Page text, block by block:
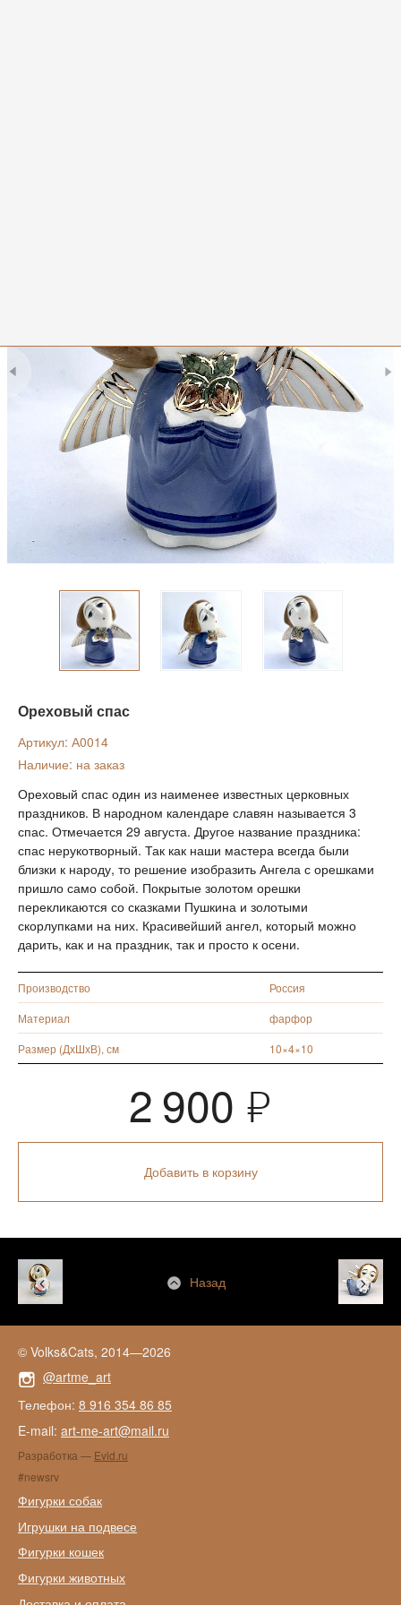
Ореховый спас
Артикул: А0014
Наличие: на заказ
Ореховый спас один из наименее известных церковных
праздников. В народном календаре славян называется 3
спас. Отмечается 29 августа. Другое название праздника:
спас нерукотворный. Так как наши мастера всегда были
близки к народу, то решение изобразить Ангела с орешками
пришло само собой. Покрытые золотом орешки
перекликаются со сказками Пушкина и золотыми
скорлупками на них. Красивейший ангел, который можно
дарить, как и на праздник, так и просто к осени.
Производство
Россия
Материал
фарфор
Размер (ДхШхВ), см
10×4×10
2 900 Я
Добавить в корзину
Назад
© Volks&Cats, 2014—2026
@artme_art
Телефон: 8 916 354 86 85
E-mail: art-me-art@mail.ru
Разработка — Evid.ru
#newsrv
Фигурки собак
Игрушки на подвесе
Фигурки кошек
Фигурки животных